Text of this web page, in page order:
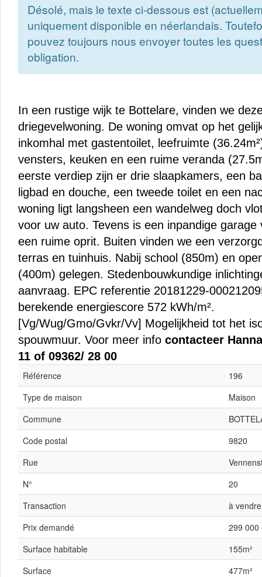
Désolé, mais le texte ci-dessous est
uniquement disponible en néerlandais.
pouvez toujours nous envoyer toutes les
obligation.
In een rustige wijk te Bottelare, vinden we
driegevelwoning. De woning omvat op het
inkomhal met gastentoilet, leefruimte
vensters, keuken en een ruime veranda
eerste verdiep zijn er drie slaapkamers, een
ligbad en douche, een tweede toilet en een
woning ligt langsheen een wandelweg doch
voor uw auto. Tevens is een inpandige garage
een ruime oprit. Buiten vinden we een
terras en tuinhuis. Nabij school (850m) en
(400m) gelegen. Stedenbouwkundige
aanvraag. EPC referentie 20181229-
berekende energiescore 572 kWh/m².
[Vg/Wug/Gmo/Gvkr/Vv] Mogelijkheid tot het
spouwmuur. Voor meer info contacteer
11 of 09362/ 28 00
Référence
196
Type de maison
Maison
Commune
Code postal
9820
Rue
N°
20
Transaction
à vendre
Prix demandé
299 000
Surface habitable
155m²
Surface
477m²